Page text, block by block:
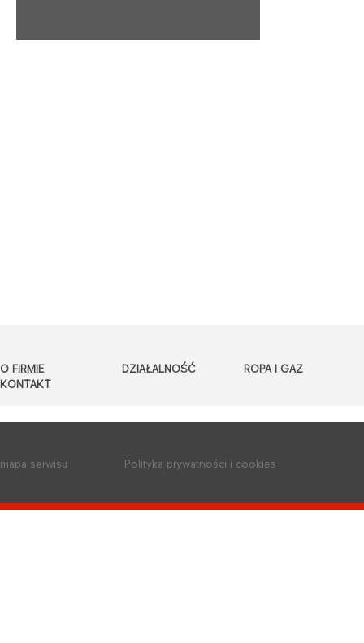
O FIRMIE DZIAŁALNOŚĆ
ROPA I GAZ
KONTAKT
mapa serwisu Polityka prywatności i cookies